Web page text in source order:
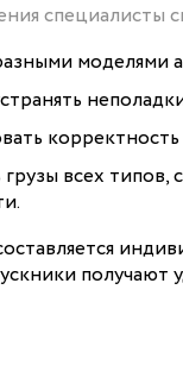
специалисты
моделями
всех типов,
получают